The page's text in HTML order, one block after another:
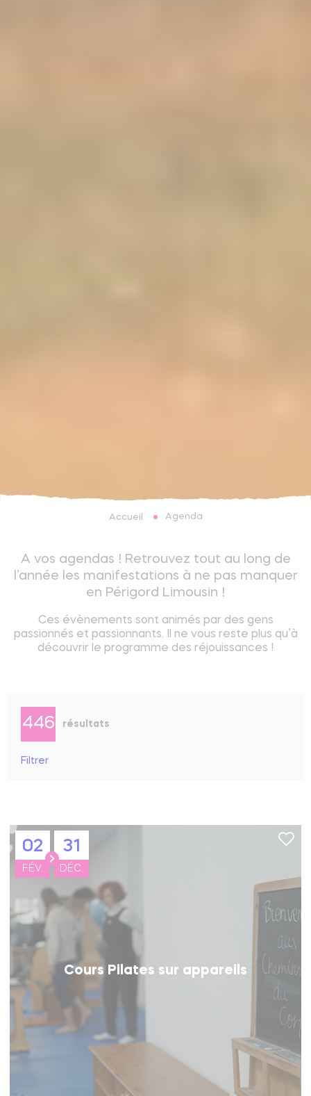
Accueil Agenda
A vos agendas ! Retrouvez tout au long de
l’année les manifestations à ne pas manquer
en Périgord Limousin !
Ces évènements sont animés par des gens
passionnés et passionnants. Il ne vous reste plus qu’à
découvrir le programme des réjouissances !
446 résultats
Filtrer
02
FÉV.
31
DÉC.
Cours Pilates sur appareils